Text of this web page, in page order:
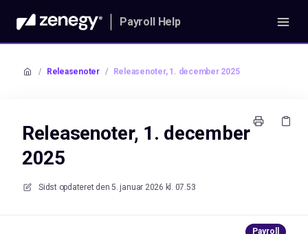
Payroll Help
/ Releasenoter / Releasenoter, 1. december 2025
Releasenoter, 1. december
2025
Sidst opdateret den 5. januar 2026 kl. 07.53